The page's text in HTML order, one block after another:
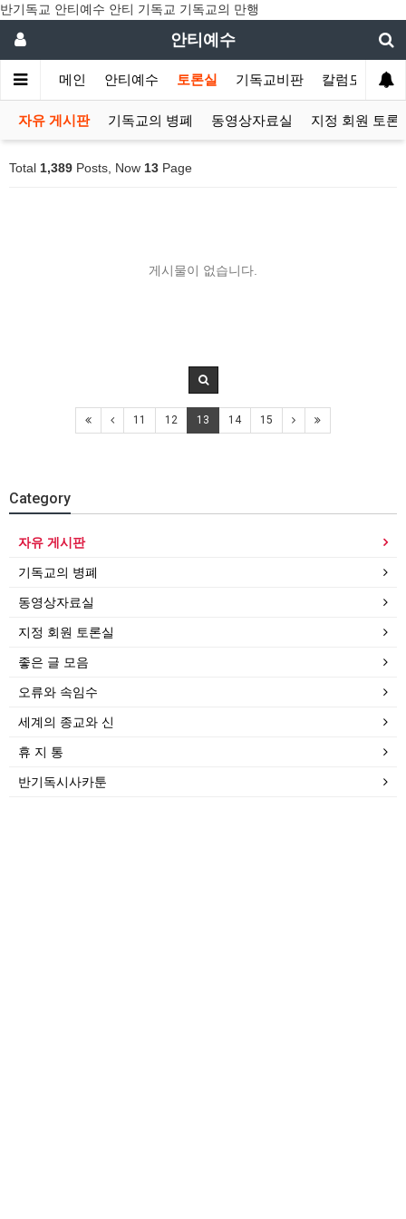
반기독교 안티예수 안티 기독교 기독교의 만행
안티예수
메인 안티예수 토론실 기독교비판 칼럼모음
자유 게시판 기독교의 병폐 동영상자료실 지정 회원 토론
Total 1,389 Posts, Now 13 Page
게시물이 없습니다.
11 12 13 14 15
Category
자유 게시판
기독교의 병폐
동영상자료실
지정 회원 토론실
좋은 글 모음
오류와 속임수
세계의 종교와 신
휴 지 통
반기독시사카툰